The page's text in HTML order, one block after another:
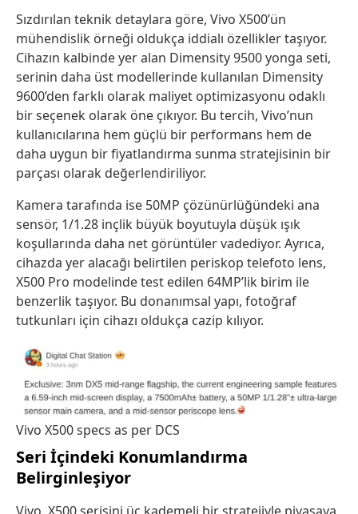
Sızdırılan teknik detaylara göre, Vivo X500’ün
mühendislik örneği oldukça iddialı özellikler taşıyor.
Cihazın kalbinde yer alan Dimensity 9500 yonga seti,
serinin daha üst modellerinde kullanılan Dimensity
9600’den farklı olarak maliyet optimizasyonu odaklı
bir seçenek olarak öne çıkıyor. Bu tercih, Vivo’nun
kullanıcılarına hem güçlü bir performans hem de
daha uygun bir fiyatlandırma sunma stratejisinin bir
parçası olarak değerlendiriliyor.
Kamera tarafında ise 50MP çözünürlüğündeki ana
sensör, 1/1.28 inçlik büyük boyutuyla düşük ışık
koşullarında daha net görüntüler vadediyor. Ayrıca,
cihazda yer alacağı belirtilen periskop telefoto lens,
X500 Pro modelinde test edilen 64MP’lik birim ile
benzerlik taşıyor. Bu donanımsal yapı, fotoğraf
tutkunları için cihazı oldukça cazip kılıyor.
Vivo X500 specs as per DCS
Seri İçindeki Konumlandırma
Belirginleşiyor